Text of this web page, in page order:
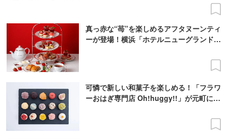
真っ赤な“苺”を楽しめるアフタヌーンティ
ーが登場！横浜「ホテルニューグランド」
可憐で新しい和菓子を楽しめる！「フラワ
ーおはぎ専門店 Oh!huggy!!」が元町にオ